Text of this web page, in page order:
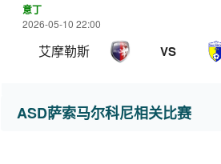
意丁
2026-05-10 22:00
艾摩勒斯 VS
ASD萨索马尔科尼相关比赛